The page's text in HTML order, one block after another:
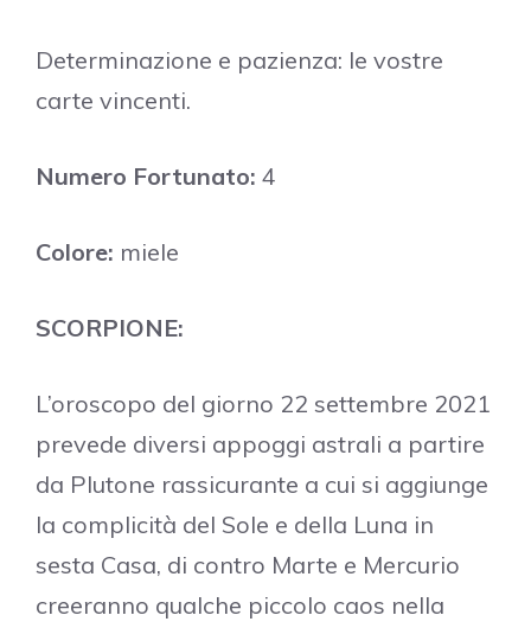
Determinazione e pazienza: le vostre
carte vincenti.
Numero Fortunato: 4
Colore: miele
SCORPIONE:
L’oroscopo del giorno 22 settembre 2021
prevede diversi appoggi astrali a partire
da Plutone rassicurante a cui si aggiunge
la complicità del Sole e della Luna in
sesta Casa, di contro Marte e Mercurio
creeranno qualche piccolo caos nella